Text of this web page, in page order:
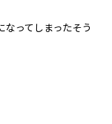
なってしまったそう